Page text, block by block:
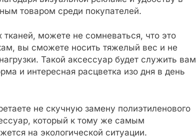
товаром среди покупателей.
можете не сомневаться, что это
вы сможете носить тяжелый вес и не
Такой аксессуар будет служить вам
и интересная расцветка изо дня в день
не скучную замену полиэтиленового
который к тому же самым
на экологической ситуации.